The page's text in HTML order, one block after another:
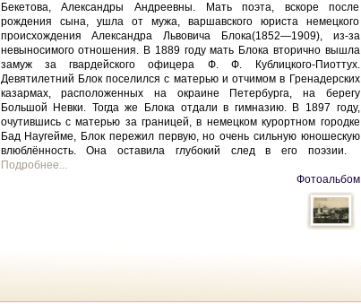
Бекетова, Александры Андреевны. Мать поэта, вскоре после
рождения сына, ушла от мужа, варшавского юриста немецкого
происхождения Александра Львовича Блока(1852—1909), из-за
невыносимого отношения. В 1889 году мать Блока вторично вышла
замуж за гвардейского офицера Ф. Ф. Кублицкого-Пиоттух.
Девятилетний Блок поселился с матерью и отчимом в Гренадерских
казармах, расположенных на окраине Петербурга, на берегу
Большой Невки. Тогда же Блока отдали в гимназию. В 1897 году,
очутившись с матерью за границей, в немецком курортном городке
Бад Наугейме, Блок пережил первую, но очень сильную юношескую
влюблённость. Она оставила глубокий след в его поэзии.
Подробнее...
Фотоальбом